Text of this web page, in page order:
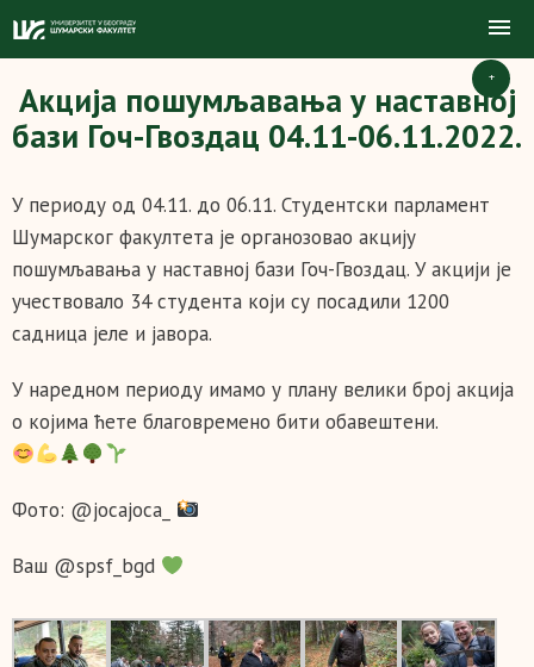
+
Акција пошумљавања у наставној
бази Гоч-Гвоздац 04.11-06.11.2022.
У периоду од 04.11. до 06.11. Студентски парламент
Шумарског факултета је органозовао акцију
пошумљавања у наставној бази Гоч-Гвоздац. У акцији је
учествовало 34 студента који су посадили 1200
садница јеле и јавора.
У наредном периоду имамо у плану велики број акција
о којима ћете благовремено бити обавештени.
Фото: @jocajoca_
Ваш @spsf_bgd